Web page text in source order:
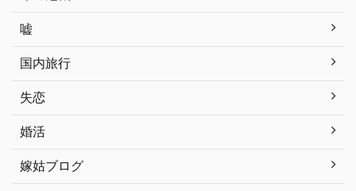
嘘
国内旅行
失恋
婚活
嫁姑ブログ